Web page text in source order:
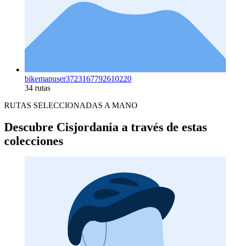
bikemapuser3723167792610220
34 rutas
RUTAS SELECCIONADAS A MANO
Descubre Cisjordania a través de estas
colecciones